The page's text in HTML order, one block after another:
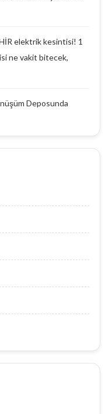
elektrik kesintisi! 1
ne vakit bitecek,
Deposunda